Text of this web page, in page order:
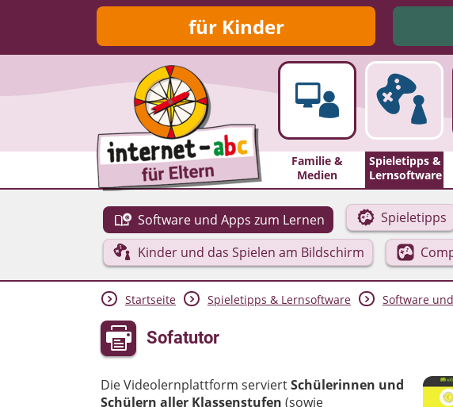
für Kinder
Familie &
Medien
Spieletipps &
Lernsoftware
Software und Apps zum Lernen Spieletipps
Kinder und das Spielen am Bildschirm
Startseite Spieletipps & Lernsoftware Software
Sofatutor
Die Videolernplattform serviertSchülerinnen und
Schülern aller Klassenstufen (sowie